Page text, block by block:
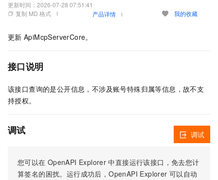
更新时间： 2026-07-28 07:51:41
复制 MD 格式
产品详情 我的收藏
更新 ApiMcpServerCore。
接口说明
该接口查询的是公开信息，不涉及账号特殊归属等信息，故不支
持授权。
调试
您可以在 OpenAPI Explorer 中直接运行该接口，免去您计
算签名的困扰。运行成功后，OpenAPI Explorer 可以自动
调试